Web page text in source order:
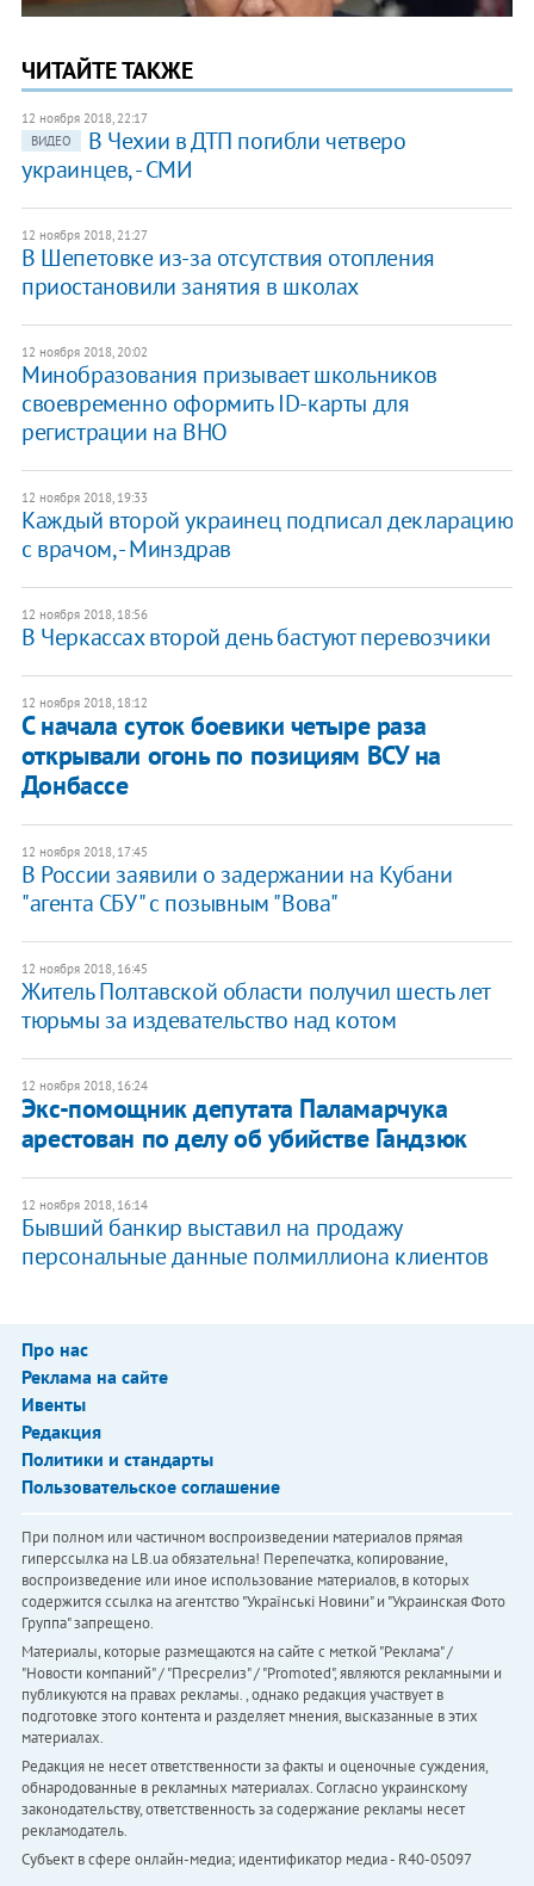
ЧИТАЙТЕ ТАКЖЕ
12 ноября 2018, 22:17
ВИДЕО
В Чехии в ДТП погибли четверо
украинцев, - СМИ
12 ноября 2018, 21:27
В Шепетовке из-за отсутствия отопления
приостановили занятия в школах
12 ноября 2018, 20:02
Минобразования призывает школьников
своевременно оформить ID-карты для
регистрации на ВНО
12 ноября 2018, 19:33
Каждый второй украинец подписал декларацию
с врачом, - Минздрав
12 ноября 2018, 18:56
В Черкассах второй день бастуют перевозчики
12 ноября 2018, 18:12
С начала суток боевики четыре раза
открывали огонь по позициям ВСУ на
Донбассе
12 ноября 2018, 17:45
В России заявили о задержании на Кубани
"агента СБУ" с позывным "Вова"
12 ноября 2018, 16:45
Житель Полтавской области получил шесть лет
тюрьмы за издевательство над котом
12 ноября 2018, 16:24
Экс-помощник депутата Паламарчука
арестован по делу об убийстве Гандзюк
12 ноября 2018, 16:14
Бывший банкир выставил на продажу
персональные данные полмиллиона клиентов
Про нас
Реклама на сайте
Ивенты
Редакция
Политики и стандарты
Пользовательское соглашение
При полном или частичном воспроизведении материалов прямая
гиперссылка на LB.ua обязательна! Перепечатка, копирование,
воспроизведение или иное использование материалов, в которых
содержится ссылка на агентство "Українськi Новини" и "Украинская Фото
Группа" запрещено.
Материалы, которые размещаются на сайте с меткой "Реклама" /
"Новости компаний" / "Пресрелиз" / "Promoted", являются рекламными и
публикуются на правах рекламы. , однако редакция участвует в
подготовке этого контента и разделяет мнения, высказанные в этих
материалах.
Редакция не несет ответственности за факты и оценочные суждения,
обнародованные в рекламных материалах. Согласно украинскому
законодательству, ответственность за содержание рекламы несет
рекламодатель.
Субъект в сфере онлайн-медиа; идентификатор медиа - R40-05097